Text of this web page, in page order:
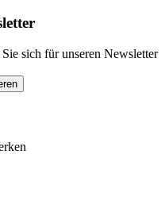
sich für unseren Newsletter